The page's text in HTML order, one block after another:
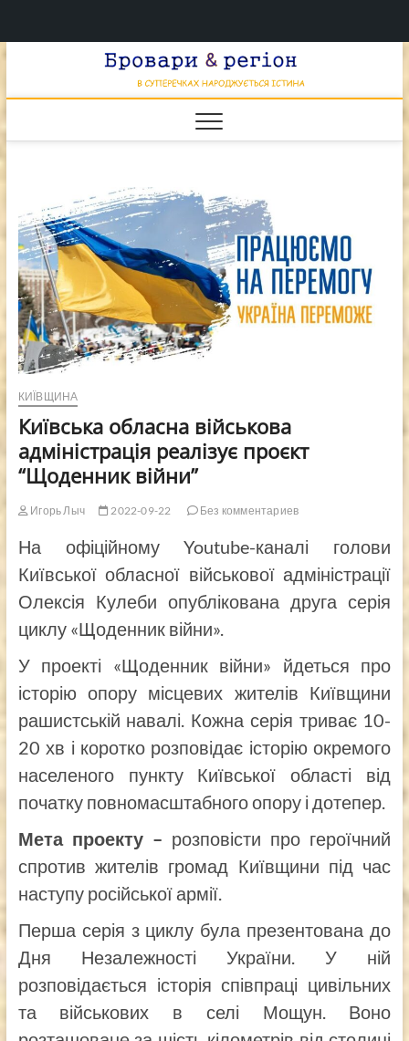
Перейти
&
НАРОДЖУЄТЬСЯ
КИЇВЩИНА
Київська обласна військова
адміністрація реалізує проєкт
“Щоденник війни”
Игорь Лыч 2022-09-22 Без комментариев
На офіційному Youtube-каналі голови
Київської обласної військової адміністрації
Олексія Кулеби опублікована друга серія
циклу «Щоденник війни».
У проекті «Щоденник війни» йдеться про
історію опору місцевих жителів Київщини
рашистській навалі. Кожна серія триває 10-
20 хв і коротко розповідає історію окремого
населеного пункту Київської області від
початку повномасштабного опору і дотепер.
Мета проекту – розповісти про героїчний
спротив жителів громад Київщини під час
наступу російської армії.
Перша серія з циклу була презентована до
Дня Незалежності України. У ній
розповідається історія співпраці цивільних
та військових в селі Мощун. Воно